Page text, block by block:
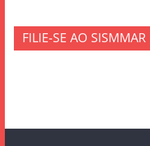
FILIE-SE AO SISMMAR